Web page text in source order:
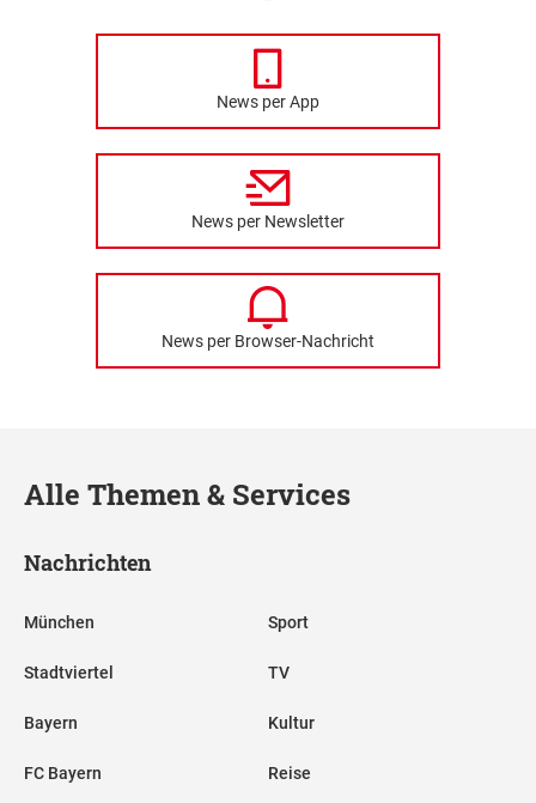
News per App
News per Newsletter
News per Browser-Nachricht
Alle Themen & Services
Nachrichten
München
Stadtviertel
Bayern
FC Bayern
Sport
TV
Kultur
Reise